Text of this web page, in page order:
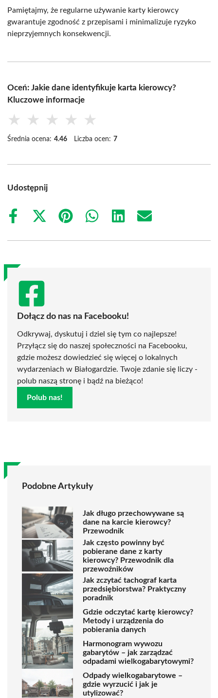
Pamiętajmy, że regularne używanie karty kierowcy
gwarantuje zgodność z przepisami i minimalizuje ryzyko
nieprzyjemnych konsekwencji.
Oceń: Jakie dane identyfikuje karta kierowcy?
Kluczowe informacje
★ ★ ★ ★ ★
Średnia ocena: 4.46 Liczba ocen: 7
Udostępnij
Share
Share
(Twitter)
Share
Share
Share
Share
Dołącz do nas na Facebooku!
Odkrywaj, dyskutuj i dziel się tym co najlepsze!
Przyłącz się do naszej społeczności na Facebooku,
gdzie możesz dowiedzieć się więcej o lokalnych
wydarzeniach w Białogardzie. Twoje zdanie się liczy -
polub naszą stronę i bądź na bieżąco!
Polub nas!
Podobne Artykuły
Jak długo przechowywane są
dane na karcie kierowcy?
Przewodnik
Jak często powinny być
pobierane dane z karty
kierowcy? Przewodnik dla
przewoźników
Jak zczytać tachograf karta
przedsiębiorstwa? Praktyczny
poradnik
Gdzie odczytać kartę kierowcy?
Metody i urządzenia do
pobierania danych
Harmonogram wywozu
gabarytów – jak zarządzać
odpadami wielkogabarytowymi?
Odpady wielkogabarytowe –
gdzie wyrzucić i jak je
utylizować?